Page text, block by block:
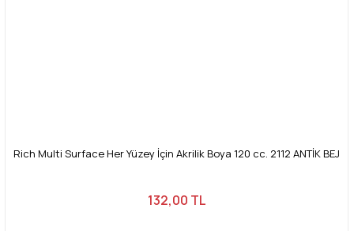
Rich Multi Surface Her Yüzey İçin Akrilik Boya 120 cc. 2112 ANTİK BEJ
132,00 TL